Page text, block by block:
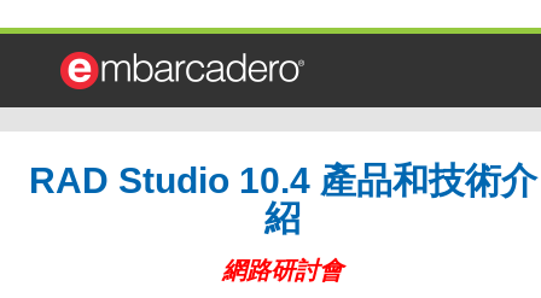
RAD Studio 10.4 產品和技術介
紹
網路研討會